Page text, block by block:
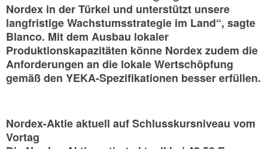
Nordex in der Türkei und unterstützt unsere
langfristige Wachstumsstrategie im Land“, sagte
Blanco. Mit dem Ausbau lokaler
Produktionskapazitäten könne Nordex zudem die
Anforderungen an die lokale Wertschöpfung
gemäß den YEKA-Spezifikationen besser erfüllen.
Nordex-Aktie aktuell auf Schlusskursniveau vom
Vortag